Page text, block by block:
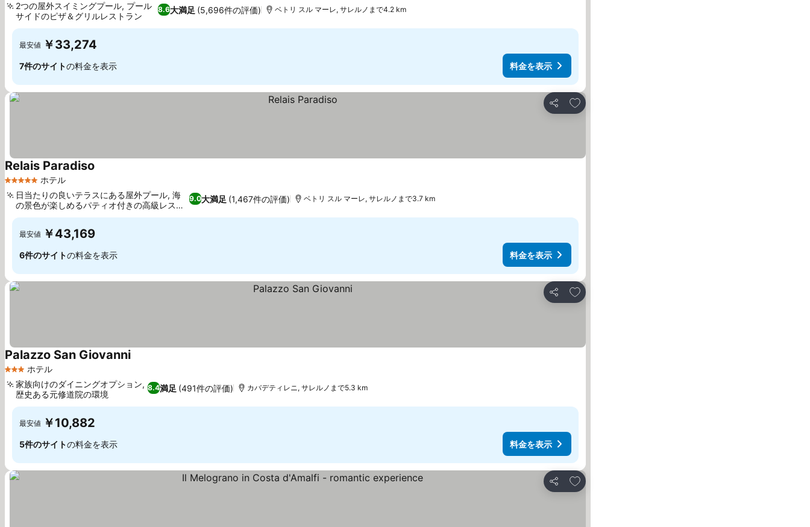
8.6大満足 (5,696件の評価)
2つの屋外スイミングプール, プール
サイドのピザ＆グリルレストラン
ベトリ スル マーレ, サレルノまで4.2 km
最安値 ￥33,274
7件のサイトの料金を表示 料金を表示
シェア
お気に入りに追加
5 ホテルのランク
ホテル
Relais Paradiso
9.0大満足 (1,467件の評価)
日当たりの良いテラスにある屋外プール, 海
の景色が楽しめるパティオ付きの高級レスト
ラン
ベトリ スル マーレ, サレルノまで3.7 km
最安値 ￥43,169
6件のサイトの料金を表示 料金を表示
シェア
お気に入りに追加
3 ホテルのランク
ホテル
Palazzo San Giovanni料金を表示
8.4満足 (491件の評価)
家族向けのダイニングオプション,
歴史ある元修道院の環境
カバデティレニ, サレルノまで5.3 km
最安値 ￥10,882
5件のサイトの料金を表示 料金を表示
シェア
お気に入りに追加